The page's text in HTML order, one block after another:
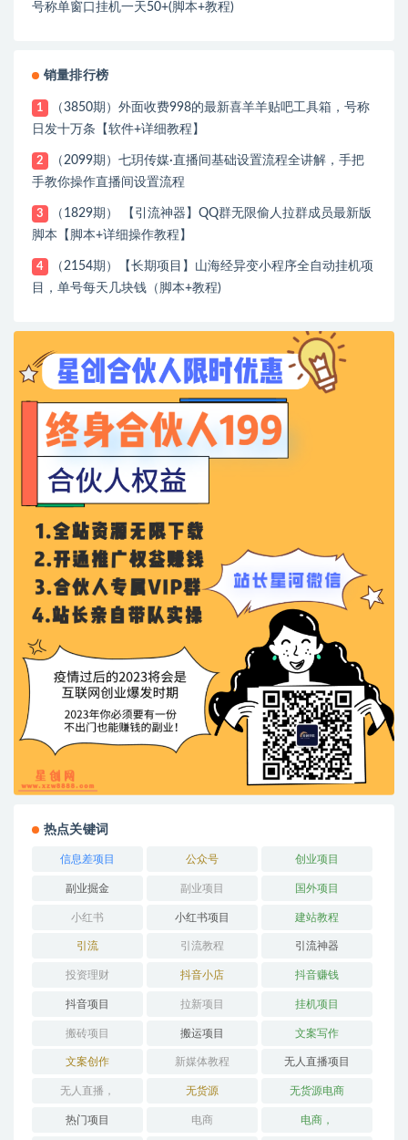
号称单窗口挂机一天50+(脚本+教程)
销量排行榜
1
（3850期）外面收费998的最新喜羊羊贴吧工具箱，号称
日发十万条【软件+详细教程】
2
（2099期）七玥传媒·直播间基础设置流程全讲解，手把
手教你操作直播间设置流程
3
（1829期） 【引流神器】QQ群无限偷人拉群成员最新版
脚本【脚本+详细操作教程】
4
（2154期）【长期项目】山海经异变小程序全自动挂机项
目，单号每天几块钱（脚本+教程)
热点关键词
信息差项目 公众号 创业项目
副业掘金 副业项目 国外项目
小红书 小红书项目 建站教程
引流 引流教程 引流神器
投资理财 抖音小店 抖音赚钱
抖音项目 拉新项目 挂机项目
搬砖项目 搬运项目 文案写作
文案创作 新媒体教程 无人直播项目
无人直播， 无货源 无货源电商
热门项目 电商 电商，